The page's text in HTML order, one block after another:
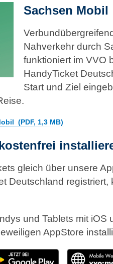
Sachsen Mobil
Nahverkehr durch
funktioniert im VVO
HandyTicket
Start und Ziel
(PDF, 1,3 MB)
gleich über unsere
Deutschland registriert,
und Tablets mit iOS
AppStore